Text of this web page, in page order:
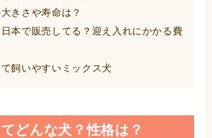
きさや寿命は？
本で販売してる？迎え入れにかかる費
飼いやすいミックス犬
どんな犬？性格は？